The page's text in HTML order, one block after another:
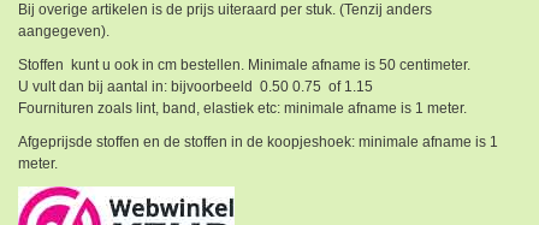
Bij overige artikelen is de prijs uiteraard per stuk. (Tenzij anders
aangegeven).
Stoffen kunt u ook in cm bestellen. Minimale afname is 50 centimeter.
U vult dan bij aantal in: bijvoorbeeld 0.50 0.75 of 1.15
Fournituren zoals lint, band, elastiek etc: minimale afname is 1 meter.
Afgeprijsde stoffen en de stoffen in de koopjeshoek: minimale afname is 1
meter.